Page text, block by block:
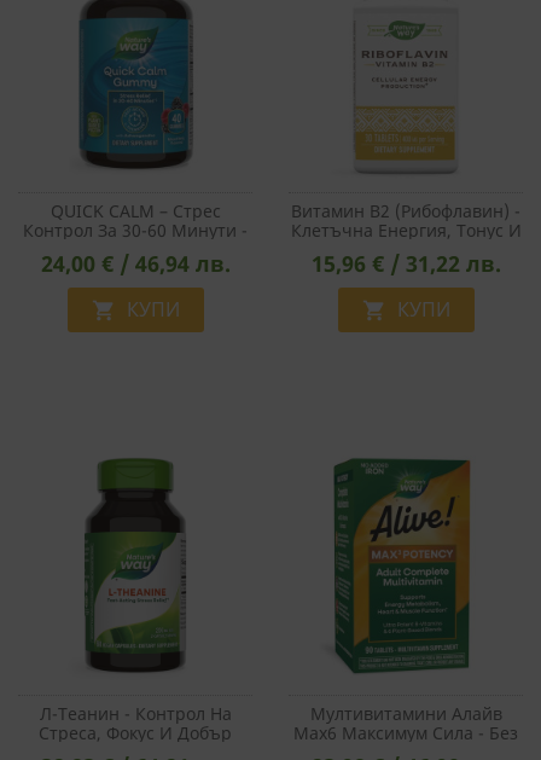
QUICK CALM – Стрес
Контрол За 30-60 Минути -
Ашваганда И L-Теанин
Срещу Тревожност И
Безсъние, 40 Желирани
Таблетки
24,00 € / 46,94 лв.
 КУПИ
Витамин В2 (рибофлавин) -
Клетъчна Енергия, Тонус И
Зрение, 400 Mg, 30
Таблетки
15,96 € / 31,22 лв.
 КУПИ
Л-Теанин - Контрол На
Стреса, Фокус И Добър
Сън, 60 Капсули
Мултивитамини Алайв
Max6 Максимум Сила - Без
Желязо - Alive!® Max6